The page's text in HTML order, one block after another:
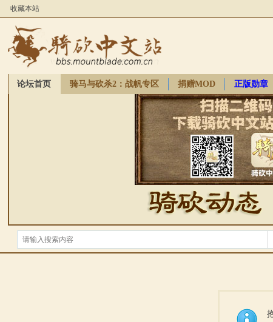
收藏本站
论坛首页 骑马与砍杀2：战帆专区 捐赠MOD 正版勋章